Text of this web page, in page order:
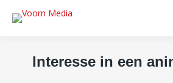
Interesse in een